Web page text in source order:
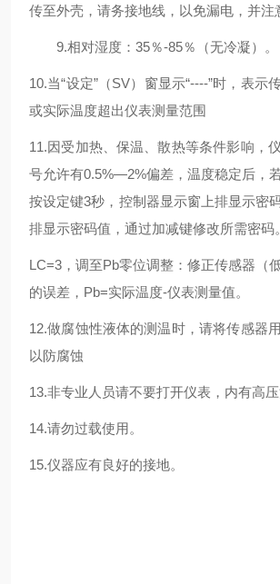
传至外壳，请务接地线，以免漏电，并注
9.相对湿度：35％-85％（无冷凝）。
10.当“设定”（SV）窗显示“----”时，表示
或实际温度超出仪表测量范围
11.因受加热、保温、散热等条件影响，
号允许有0.5%—2%偏差，温度稳定后，
按设定键3秒，控制器显示窗上排显示密
排显示密码值，通过加减键修改所需密码。
LC=3，调至Pb零位调整：修正传感器（
的误差，Pb=实际温度-仪表测量值。
12.做腐蚀性液体的测温时，请将传感器
以防腐蚀
13.非专业人员请不要打开仪表，内有高
14.请勿过载使用。
15.仪器应有良好的接地。